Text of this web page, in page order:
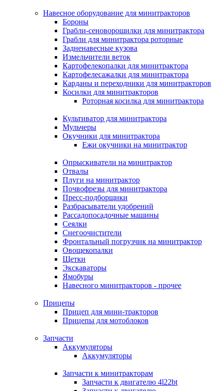
Навесное оборудование для минитракторов
Бороны
Грабли-сеноворошилки для минитрактора
Грабли для минитрактора роторные
Задненавесные кузова
Измельчители веток
Картофелекопалки для минитрактора
Картофелесажалки для минитрактора
Карданы и переходники для минитракторов
Косилки для минитракторов
Роторная косилка для минитрактора
Культиватор для минитрактора
Мульчеры
Окучники для минитрактора
Ежи окучники на минитрактор
Опрыскиватели на минитрактор
Отвалы
Плуги на минитрактор
Почвофрезы для минитрактора
Пресс-подборщики
Разбрасыватели удобрений
Рассадопосадочные машины
Сеялки
Снегоочистители
Фронтальный погрузчик на минитрактор
Овощекопалки
Щетки
Экскаваторы
Ямобуры
Навесного минитракторов - прочее
Прицепы
Прицеп для мини-тракторов
Прицепы для мотоблоков
Запчасти
Аккумуляторы
Аккумуляторы
Запчасти к минитракторам
Запчасти к двигателю 4l22bt